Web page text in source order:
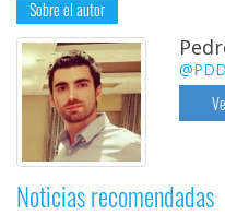
Sobre el autor
Noticias recomendadas